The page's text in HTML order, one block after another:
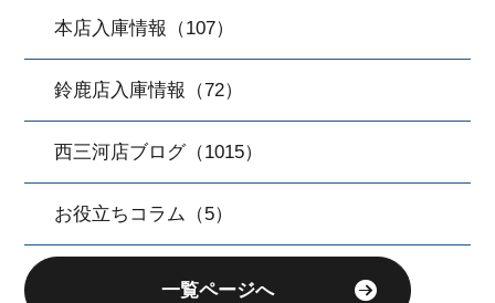
本店入庫情報（107）
鈴鹿店入庫情報（72）
西三河店ブログ（1015）
お役立ちコラム（5）
一覧ページへ